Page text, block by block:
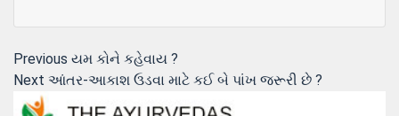
Post
navigation
Previous Previous
post:
યમ કોને કહેવાય ?
Next Next
આંતર-આકાશ ઉડવા માટે કઈ બે પાંખ જરૂરી છે ?